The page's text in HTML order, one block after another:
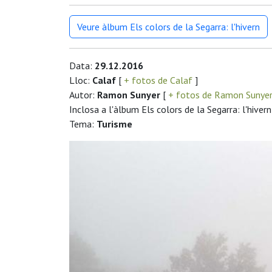
Veure àlbum Els colors de la Segarra: l'hivern
Data: 29.12.2016
Lloc: Calaf [ + fotos de Calaf ]
Autor: Ramon Sunyer [ + fotos de Ramon
Inclosa a l'àlbum Els colors de la Segarra: l'hivern
Tema: Turisme